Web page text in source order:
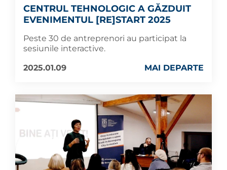
CENTRUL TEHNOLOGIC A GĂZDUIT
EVENIMENTUL [RE]START 2025
Peste 30 de antreprenori au participat la
sesiunile interactive.
2025.01.09
MAI DEPARTE